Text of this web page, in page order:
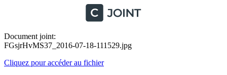
Document joint:
FGsjrHvMS37_2016-07-18-111529.jpg
Cliquez pour accéder au fichier